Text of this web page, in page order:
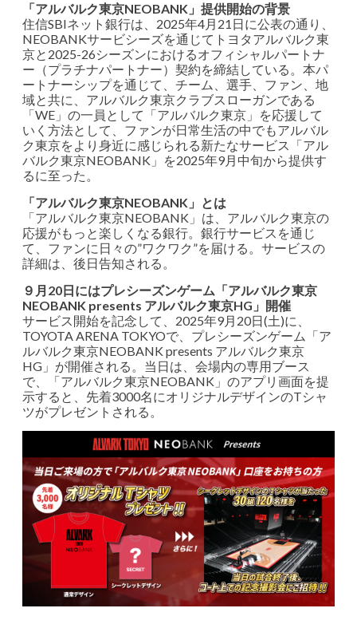
「アルバルク東京NEOBANK」提供開始の背景
住信SBIネット銀行は、2025年4月21日に公表の通り、
NEOBANKサービシーズを通じてトヨタアルバルク東
京と2025-26シーズンにおけるオフィシャルパートナ
ー（プラチナパートナー）契約を締結している。本パ
ートナーシップを通じて、チーム、選手、ファン、地
域と共に、アルバルク東京クラブスローガンである
「WE」の一員として「アルバルク東京」を応援して
いく方法として、ファンが日常生活の中でもアルバル
ク東京をより身近に感じられる新たなサービス「アル
バルク東京NEOBANK」を2025年9月中旬から提供す
るに至った。
「アルバルク東京NEOBANK」とは
「アルバルク東京NEOBANK」は、アルバルク東京の
応援がもっと楽しくなる銀行。銀行サービスを通じ
て、ファンに日々の”ワクワク”を届ける。サービスの
詳細は、後日告知される。
９月20日にはプレシーズンゲーム「アルバルク東京
NEOBANK presents アルバルク東京HG」開催
サービス開始を記念して、2025年9月20日(土)に、
TOYOTA ARENA TOKYOで、プレシーズンゲーム「ア
ルバルク東京NEOBANK presents アルバルク東京
HG」が開催される。当日は、会場内の専用ブース
で、「アルバルク東京NEOBANK」のアプリ画面を提
示すると、先着3000名にオリジナルデザインのTシャ
ツがプレゼントされる。